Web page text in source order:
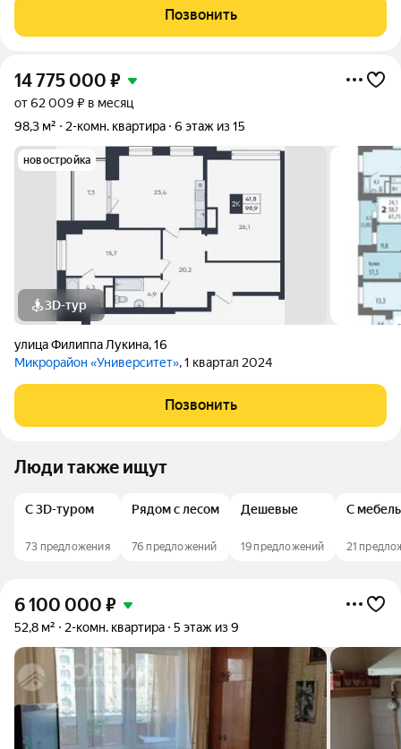
панельного дома. Чистый подъезд, доброжелательные соседи.
Планировка:общая площадь 66.04
Позвонить
14 775 000 ₽
от 62 009 ₽ в месяц
98,3 м²
2-комн. квартира 6 этаж из 15
новостройка
3D-тур
улица Филиппа Лукина,16
Микрорайон «Университет», 1 квартал 2024
Позвонить
Люди также ищут
С 3D-туром
73 предложения
Рядом с лесом
76 предложений
Дешевые
19 предложений
С
21
6 100 000 ₽
52,8 м² 2-комн. квартира 5 этаж из 9